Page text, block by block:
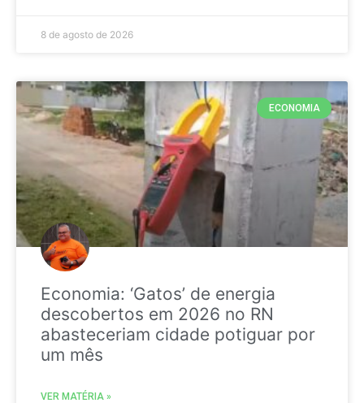
8 de agosto de 2026
ECONOMIA
Economia: ‘Gatos’ de energia
descobertos em 2026 no RN
abasteceriam cidade potiguar por
um mês
VER MATÉRIA »